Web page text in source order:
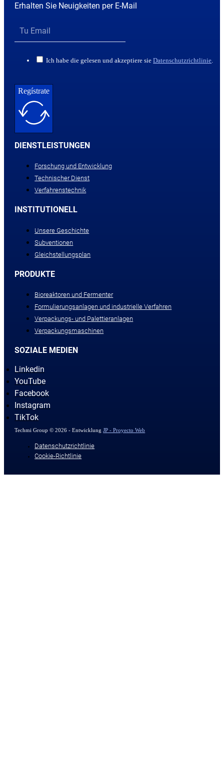
Erhalten Sie Neuigkeiten per E-Mail
Ich habe die gelesen und akzeptiere sieDatenschutzrichtlinie.
Regístrate
DIENSTLEISTUNGEN
Forschung und Entwicklung
Technischer Dienst
Verfahrenstechnik
INSTITUTIONELL
Unsere Geschichte
Subventionen
Gleichstellungsplan
PRODUKTE
Bioreaktoren und Fermenter
Formulierungsanlagen und industrielle Verfahren
Verpackungs- und Palettieranlagen
Verpackungsmaschinen
SOZIALE MEDIEN
Linkedin
YouTube
Facebook
Instagram
TikTok
Techmi Group © 2026 - EntwicklungJP - Proyecto Web
Datenschutzrichtlinie
Cookie-Richtlinie